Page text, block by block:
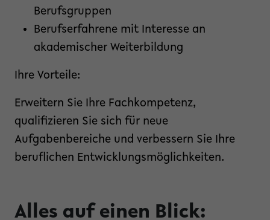
Berufsgruppen
Berufserfahrene mit Interesse an
akademischer Weiterbildung
Ihre Vorteile:
Erweitern Sie Ihre Fachkompetenz,
qualifizieren Sie sich für neue
Aufgabenbereiche und verbessern Sie Ihre
beruflichen Entwicklungsmöglichkeiten.
Alles auf einen Blick: